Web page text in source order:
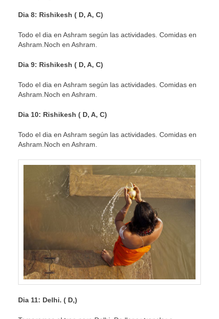
Dia 8: Rishikesh ( D, A, C)
Todo el dia en Ashram según las actividades. Comidas en
Ashram.Noch en Ashram.
Dia 9: Rishikesh ( D, A, C)
Todo el dia en Ashram según las actividades. Comidas en
Ashram.Noch en Ashram.
Dia 10: Rishikesh ( D, A, C)
Todo el dia en Ashram según las actividades. Comidas en
Ashram.Noch en Ashram.
Dia 11: Delhi. ( D,)